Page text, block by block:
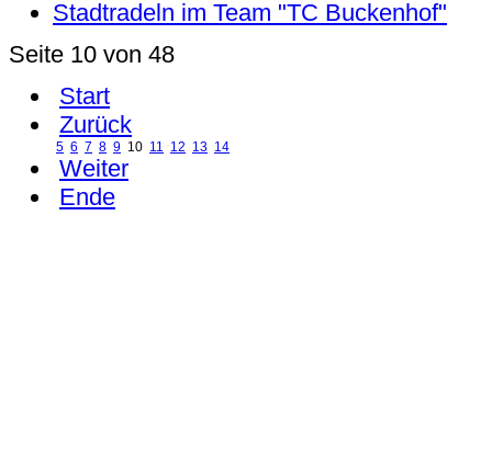
Stadtradeln im Team "TC Buckenhof"
Seite 10 von 48
Start
Zurück
5 6 7 8 9 10 11 12 13 14
Weiter
Ende